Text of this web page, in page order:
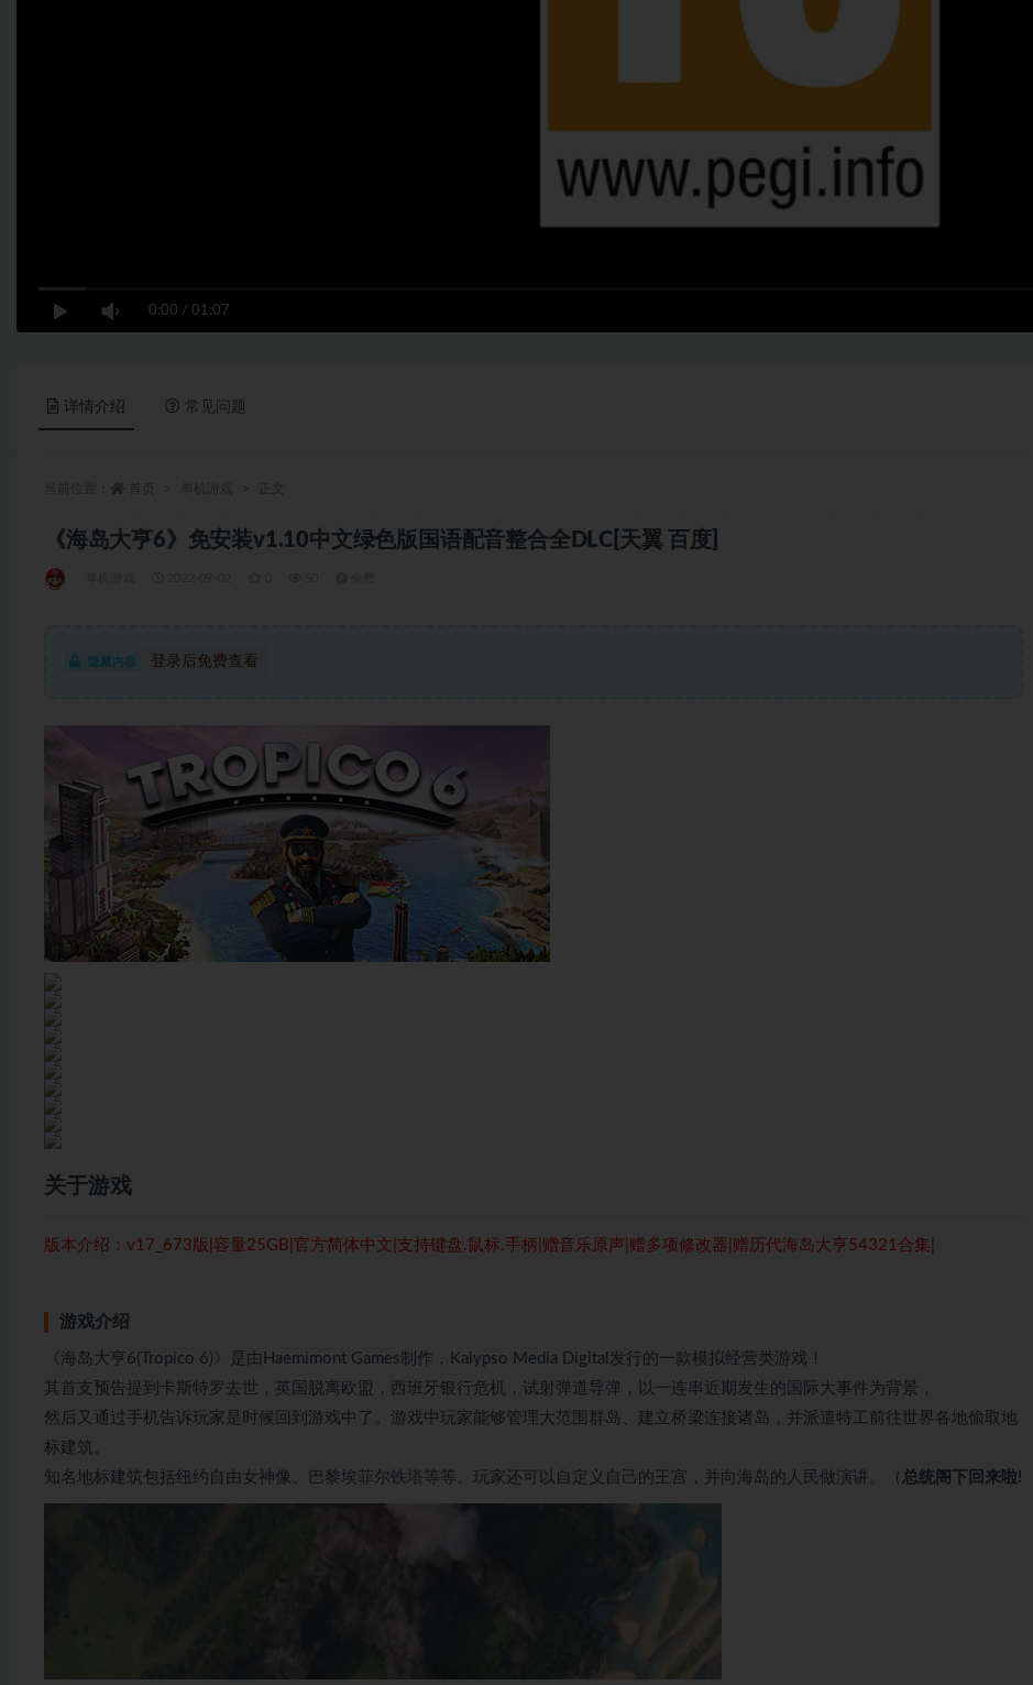
0:00 / 01:07
详情介绍 常见问题
《海岛大亨6》免安装v1.10中文绿色版国语配音整合全DLC[天翼 百度]
隐藏内容 登录后免费查看
关于游戏
版本介绍：v17_673版|容量25GB|官方简体中文|支持键盘.鼠标.手柄|赠音乐原声|赠多项修改器|赠历代海岛大亨54321合集|
游戏介绍
《海岛大亨6(Tropico 6)》是由Haemimont Games制作，Kalypso Media Digital发行的一款模拟经营类游戏！
其首支预告提到卡斯特罗去世，英国脱离欧盟，西班牙银行危机，试射弹道导弹，以一连串近期发生的国际大事件为背景，
然后又通过手机告诉玩家是时候回到游戏中了。游戏中玩家能够管理大范围群岛、建立桥梁连接诸岛，并派遣特工前往世界各地偷取地
标建筑。
知名地标建筑包括纽约自由女神像、巴黎埃菲尔铁塔等等。玩家还可以自定义自己的王宫，并向海岛的人民做演讲。（ 总统阁下回来啦!